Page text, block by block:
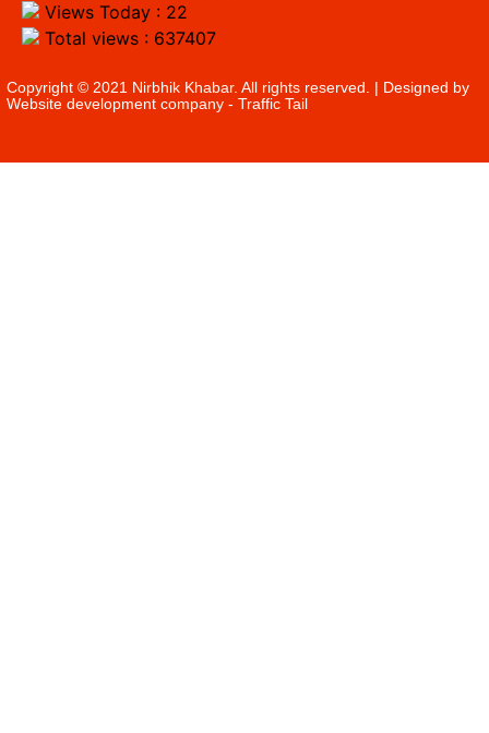
Views Today : 22
Total views : 637407
Copyright © 2021 Nirbhik Khabar. All rights reserved. | Designed by
Website development company - Traffic Tail